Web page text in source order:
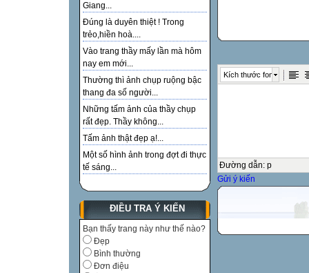
Giang...
Đúng là duyên thiệt ! Trong
trẻo,hiền hoà....
Vào trang thầy mấy lần mà hôm
nay em mới...
Thường thì ảnh chụp ruộng bậc
thang đa số người...
Những tấm ảnh của thầy chụp
rất đẹp. Thầy không...
Tấm ảnh thật đẹp ạ!...
Một số hình ảnh trong đợt đi thực
tế sáng...
ĐIỀU TRA Ý KIẾN
Bạn thấy trang này như thế nào?
Đẹp
Bình thường
Đơn điệu
Kích thước font
Đường dẫn: p
Gửi ý kiến